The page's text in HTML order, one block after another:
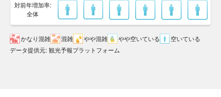
対前年増加率:
全体
かなり混雑 混雑 やや混雑 やや空いている
空いている
データ提供元: 観光予報プラットフォーム